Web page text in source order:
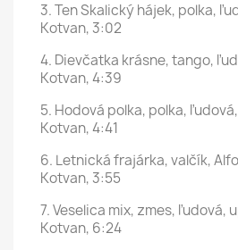
3. Ten Skalický hájek, polka,
Kotvan, 3:02
4. Dievčatka krásne, tango,
Kotvan, 4:39
5. Hodová polka, polka,
Kotvan, 4:41
6. Letnická frajárka, valčík,
Kotvan, 3:55
7. Veselica mix, zmes, ľudová,
Kotvan, 6:24